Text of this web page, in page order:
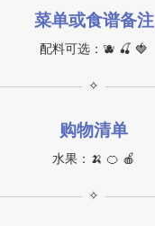
菜单或食谱备注
配料可选：🫐 🍒 🍓
✧
购物清单
水果：🍌 🍊 🍎
✧